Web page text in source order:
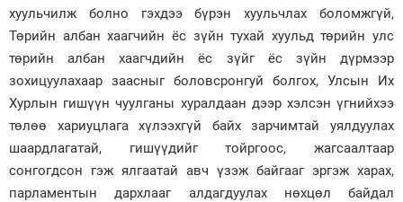
хуульчилж болно гэхдээ бүрэн хуульчлах боломжгүй,
Төрийн албан хаагчийн ёс зүйн тухай хуульд төрийн улс
төрийн албан хаагчдийн ёс зүйг ёс зүйн дүрмээр
зохицуулахаар заасныг боловсронгуй болгох, Улсын Их
Хурлын гишүүн чуулганы хуралдаан дээр хэлсэн үгнийхээ
төлөө хариуцлага хүлээхгүй байх зарчимтай уялдуулах
шаардлагатай, гишүүдийг тойргоос, жагсаалтаар
сонгогдсон гэж ялгаатай авч үзэж байгааг эргэж харах,
парламентын дархлааг алдагдуулах нөхцөл байдал